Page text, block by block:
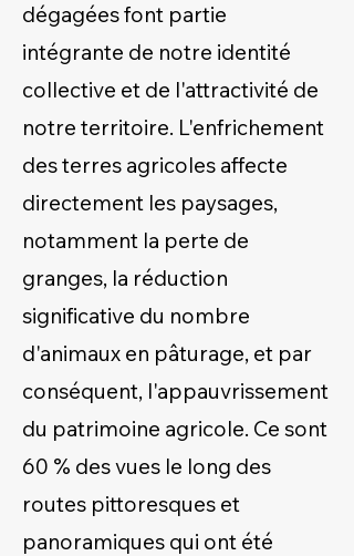
dégagées font partie
intégrante de notre identité
collective et de l'attractivité de
notre territoire. L'enfrichement
des terres agricoles affecte
directement les paysages,
notamment la perte de
granges, la réduction
significative du nombre
d'animaux en pâturage, et par
conséquent, l'appauvrissement
du patrimoine agricole. Ce sont
60 % des vues le long des
routes pittoresques et
panoramiques qui ont été